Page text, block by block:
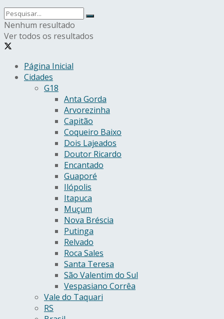
Nenhum resultado
Ver todos os resultados
Página Inicial
Cidades
G18
Anta Gorda
Arvorezinha
Capitão
Coqueiro Baixo
Dois Lajeados
Doutor Ricardo
Encantado
Guaporé
Ilópolis
Itapuca
Muçum
Nova Bréscia
Putinga
Relvado
Roca Sales
Santa Teresa
São Valentim do Sul
Vespasiano Corrêa
Vale do Taquari
RS